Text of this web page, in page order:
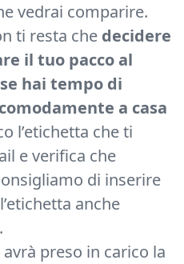
vedrai comparire.
ti resta che decidere
il tuo pacco al
hai tempo di
a casa
l’etichetta che ti
e verifica che
di inserire
anche
preso in carico la